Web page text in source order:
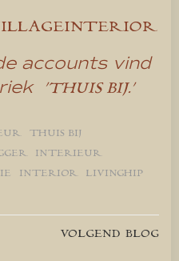
accounts vind
‘THUIS BIJ.’
THUIS BIJ
INTERIEUR
INTERIOR
LIVINGHIP
BerichtVOLGEND BLOG